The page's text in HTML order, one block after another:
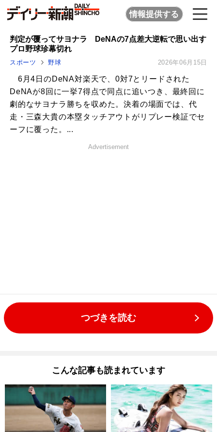
情報提供する
判定が覆ってサヨナラ DeNAの7点差大逆転で思い出す
プロ野球珍幕切れ
スポーツ 野球 2026年06月15日
6月4日のDeNA対楽天で、0対7とリードされた
DeNAが8回に一挙7得点で同点に追いつき、最終回に
劇的なサヨナラ勝ちを収めた。決着の場面では、代
走・三森大貴の本塁タッチアウトがリプレー検証でセ
ーフに覆った。...
Advertisement
つづきを読む
こんな記事も読まれています